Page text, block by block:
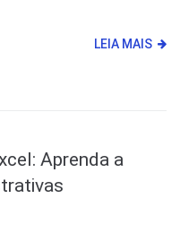
LEIA MAIS
Aprenda a